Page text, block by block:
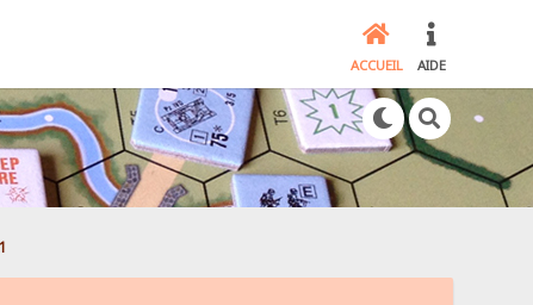
ACCUEIL AIDE